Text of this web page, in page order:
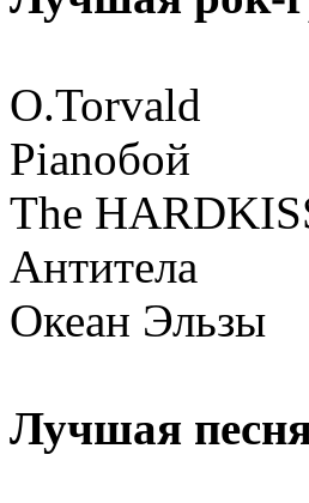
O.Torvald
Pianoбой
The
Антитела
Океан Эльзы
Лучшая